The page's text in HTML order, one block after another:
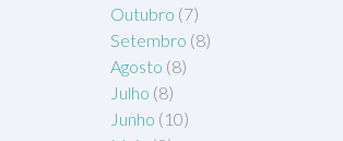
Outubro (7)
Setembro (8)
Agosto (8)
Julho (8)
Junho (10)